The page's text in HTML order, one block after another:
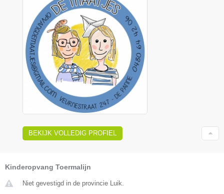
BEKIJK VOLLEDIG PROFIEL
Kinderopvang Toermalijn
Niet gevestigd in de provincie Luik.